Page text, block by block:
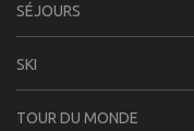
SÉJOURS
SKI
TOUR DU MONDE